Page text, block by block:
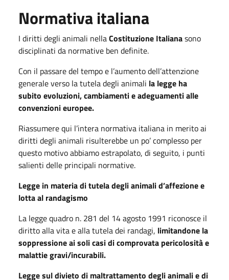
Normativa italiana
I diritti degli animali nellaCostituzione Italianasono
disciplinati da normative ben definite.
Con il passare del tempo e l’aumento dell’attenzione
generale verso la tutela degli animali la legge ha
subito evoluzioni, cambiamenti e adeguamenti alle
convenzioni europee.
Riassumere qui l’intera normativa italiana in merito ai
diritti degli animali risulterebbe un po’ complesso per
questo motivo abbiamo estrapolato, di seguito, i punti
salienti delle principali normative.
Legge in materia di tutela degli animali d’affezione e
lotta al randagismo
La legge quadro n. 281 del 14 agosto 1991 riconosce il
diritto alla vita e alla tutela dei randagi, limitandone la
soppressione ai soli casi di comprovata pericolosità e
malattie gravi/incurabili.
Legge sul divieto di maltrattamento degli animali e di